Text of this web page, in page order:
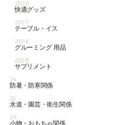
2306
快適グッズ
2307
テーブル・イス
2308
グルーミング 用品
2309
サプリメント
24
防暑・防寒関係
25
水道・園芸・衛生関係
26
小物・おもちゃ関係